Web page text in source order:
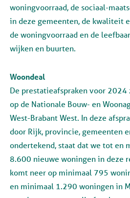
woningvoorraad, de sociaal-
in deze gemeenten, de kwaliteit
de woningvoorraad en de
wijken en buurten.
Woondeal
De prestatieafspraken voor 2024
op de Nationale Bouw- en
West-Brabant West. In deze
door Rijk, provincie, gemeenten
ondertekend, staat dat we tot en
8.600 nieuwe woningen in deze
komt neer op minimaal 795
en minimaal 1.290 woningen in